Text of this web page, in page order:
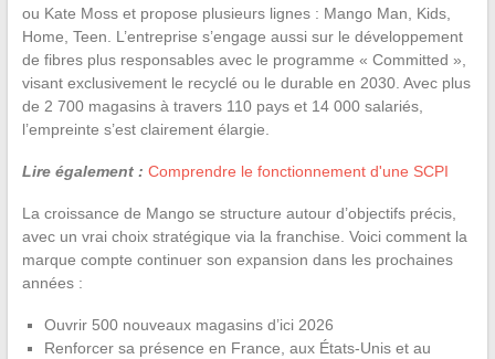
ou Kate Moss et propose plusieurs lignes : Mango Man, Kids,
Home, Teen. L’entreprise s’engage aussi sur le développement
de fibres plus responsables avec le programme « Committed »,
visant exclusivement le recyclé ou le durable en 2030. Avec plus
de 2 700 magasins à travers 110 pays et 14 000 salariés,
l’empreinte s’est clairement élargie.
Lire également : Comprendre le fonctionnement d'une SCPI
La croissance de Mango se structure autour d’objectifs précis,
avec un vrai choix stratégique via la franchise. Voici comment la
marque compte continuer son expansion dans les prochaines
années :
Ouvrir 500 nouveaux magasins d’ici 2026
Renforcer sa présence en France, aux États-Unis et au